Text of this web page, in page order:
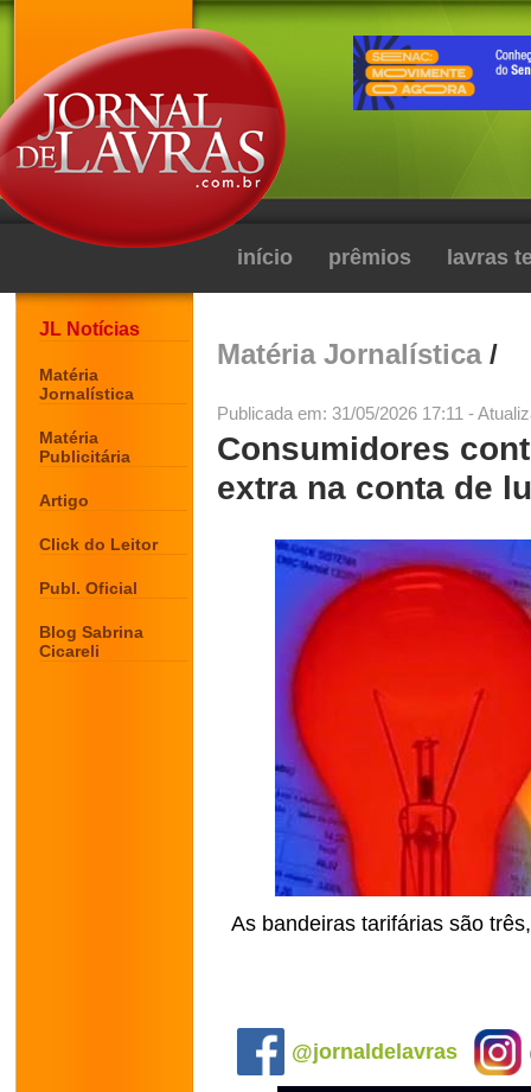
início prêmios lavras
JL Notícias
Matéria
Jornalística
Matéria
Publicitária
Artigo
Click do Leitor
Publ. Oficial
Blog Sabrina
Cicareli
Matéria Jornalística/
Publicada em: 31/05/2026 17:11 -
Consumidores
extra na conta de
As bandeiras tarifárias são
@jornaldelavras